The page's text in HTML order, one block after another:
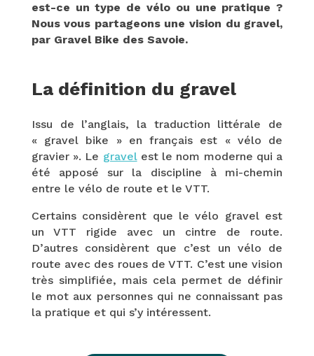
est-ce un type de vélo ou une pratique ?
Nous vous partageons une vision du gravel,
par Gravel Bike des Savoie.
La définition du gravel
Issu de l’anglais, la traduction littérale de
« gravel bike » en français est « vélo de
gravier ». Le gravelest le nom moderne qui a
été apposé sur la discipline à mi-chemin
entre le vélo de route et le VTT.
Certains considèrent que le vélo gravel est
un VTT rigide avec un cintre de route.
D’autres considèrent que c’est un vélo de
route avec des roues de VTT. C’est une vision
très simplifiée, mais cela permet de définir
le mot aux personnes qui ne connaissant pas
la pratique et qui s’y intéressent.